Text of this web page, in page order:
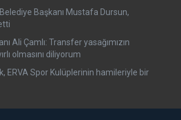
Belediye Başkanı Mustafa Dursun,
Ali Çamlı: Transfer yasağımızın
olmasını diliyorum
ERVA Spor Kulüplerinin hamileriyle bir